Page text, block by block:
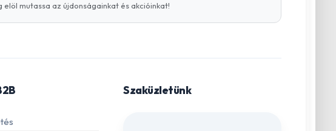
mutassa az újdonságainkat és akcióinkat!
Szaküzletünk